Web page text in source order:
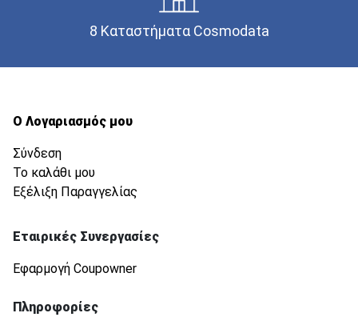
8 Καταστήματα Cosmodata
Ο Λογαριασμός μου
Σύνδεση
Το καλάθι μου
Εξέλιξη Παραγγελίας
Εταιρικές Συνεργασίες
Εφαρμογή Coupowner
Πληροφορίες